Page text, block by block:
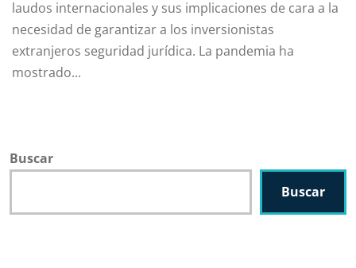
laudos internacionales y sus implicaciones de cara a la
necesidad de garantizar a los inversionistas
extranjeros seguridad jurídica. La pandemia ha
mostrado...
Buscar
Buscar